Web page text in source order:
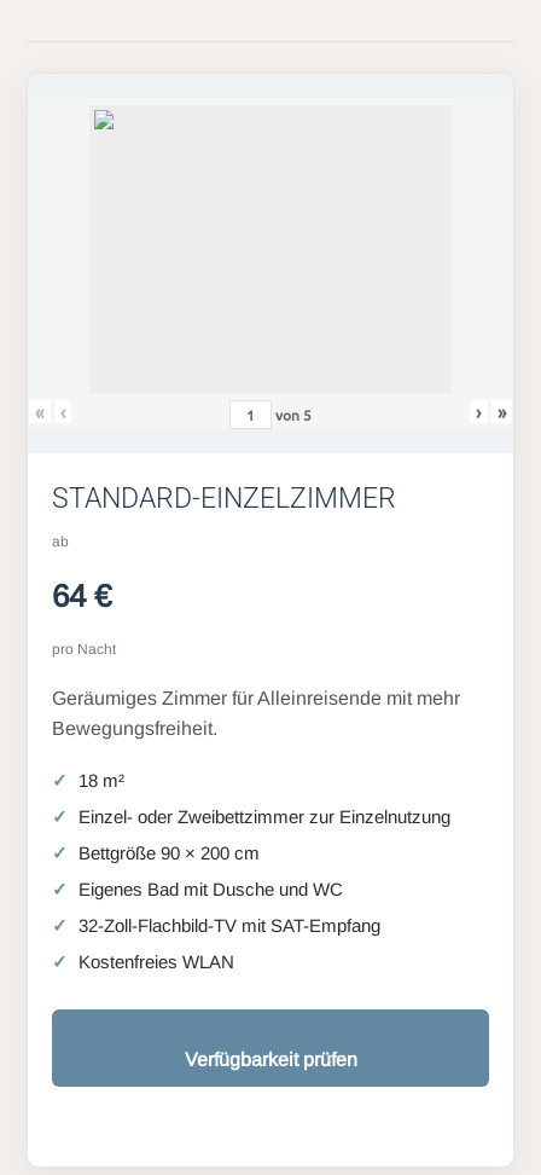
« ‹ von 5 › »
STANDARD-EINZELZIMMER
ab
64 €
pro Nacht
Geräumiges Zimmer für Alleinreisende mit mehr
Bewegungsfreiheit.
18 m²
Einzel- oder Zweibettzimmer zur Einzelnutzung
Bettgröße 90 × 200 cm
Eigenes Bad mit Dusche und WC
32-Zoll-Flachbild-TV mit SAT-Empfang
Kostenfreies WLAN
Verfügbarkeit prüfen